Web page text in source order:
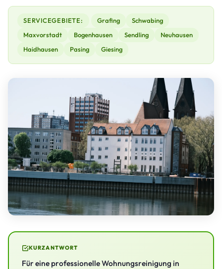
SERVICEGEBIETE: Grafing
Schwabing
Maxvorstadt
Bogenhausen Sendling
Neuhausen
Haidhausen
Pasing Giesing
KURZANTWORT
Für eine professionelle Wohnungsreinigung in